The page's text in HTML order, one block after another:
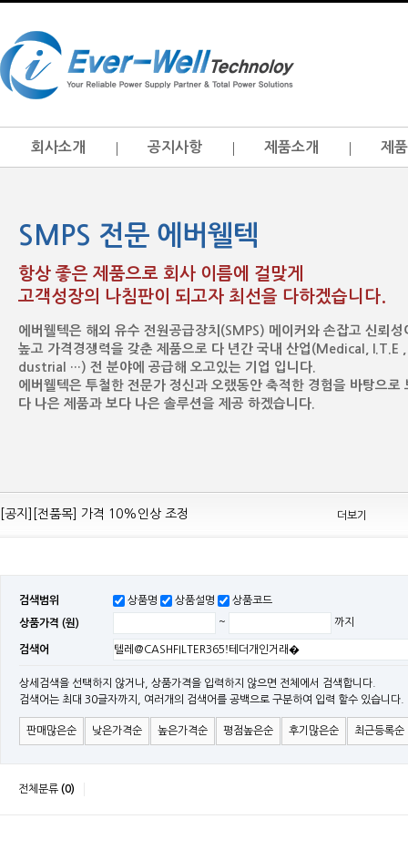
회사소개 공지사항 제품소개 제
SMPS 전문 에버웰텍
항상 좋은 제품으로 회사 이름에 걸맞게
고객성장의 나침판이 되고자 최선을 다하겠습니다.
에버웰텍은 해외 유수 전원공급장치(SMPS) 메이커와 손잡고 신뢰성
높고 가격경쟁력을 갖춘 제품으로 다 년간 국내 산업(Medical, I.T.E
dustrial …) 전 분야에 공급해 오고있는 기업 입니다.
에버웰텍은 투철한 전문가 정신과 오랬동안 축적한 경험을 바탕으로
다 나은 제품과 보다 나은 솔루션을 제공 하겠습니다.
[공지][Mean Well 제품 전품목] 10% 가격 인하 조정
[공지][전품목] 가격 10%인상 조정
[공지][민웰] 전품목 가격 조정의건
[민웰] RS 모델 출시
[공지]SMPS 저가형 [기획상품] 출시
[공지]12W~300W Medical Adapter"2017 NEW MODEL"[ADT] 출시
[공지][민웰] [민웰] 인버터 "정현파 / 유사 정현파" 시리즈 제품을 출시
[공지][민웰] LED 방수형 (CLG / CEN / HLG)시리즈 제품 출시
더보기
검색범위 상품명 상품설명 상품코드
상품가격 (원) ~ 까지
검색어
상세검색을 선택하지 않거나, 상품가격을 입력하지 않으면 전체에서 검색합니다.
검색어는 최대 30글자까지, 여러개의 검색어를 공백으로 구분하여 입력 할수 있습니다.
판매많은순 낮은가격순 높은가격순 평점높은순 후기많은순 최근등록순
전체분류 (0)